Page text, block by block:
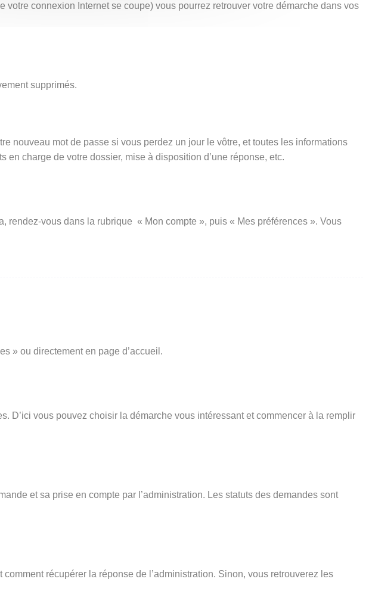
connexion Internet se coupe) vous pourrez retrouver votre démarche dans vos
supprimés.
nouveau mot de passe si vous perdez un jour le vôtre, et toutes les informations
charge de votre dossier, mise à disposition d’une réponse, etc.
vous dans la rubrique « Mon compte », puis « Mes préférences ». Vous
» ou directement en page d’accueil.
D’ici vous pouvez choisir la démarche vous intéressant et commencer à la remplir
et sa prise en compte par l’administration. Les statuts des demandes sont
récupérer la réponse de l’administration. Sinon, vous retrouverez les